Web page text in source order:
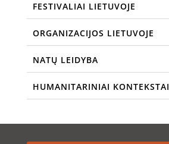
FESTIVALIAI LIETUVOJE
ORGANIZACIJOS LIETUVOJE
NATŲ LEIDYBA
HUMANITARINIAI KONTEKSTAI